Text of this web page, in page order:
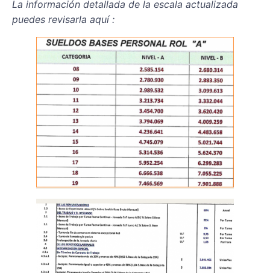
La información detallada de la escala actualizada
puedes revisarla aquí :